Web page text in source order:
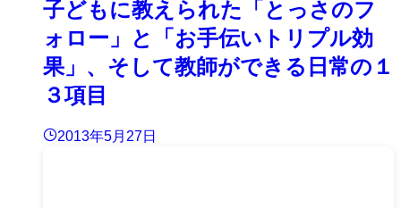
子どもに教えられた「とっさのフ
ォロー」と「お手伝いトリプル効
果」、そして教師ができる日常の１
３項目
2013年5月27日